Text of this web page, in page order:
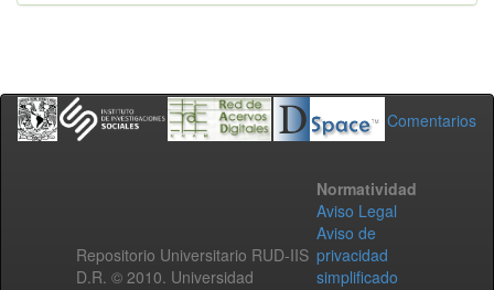
Comentarios
Repositorio Universitario RUD-IIS
D.R. © 2010. Universidad
Normatividad
Aviso Legal
Aviso de
privacidad
simplificado